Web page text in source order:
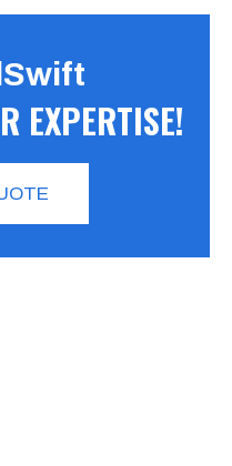
EXPERTISE!